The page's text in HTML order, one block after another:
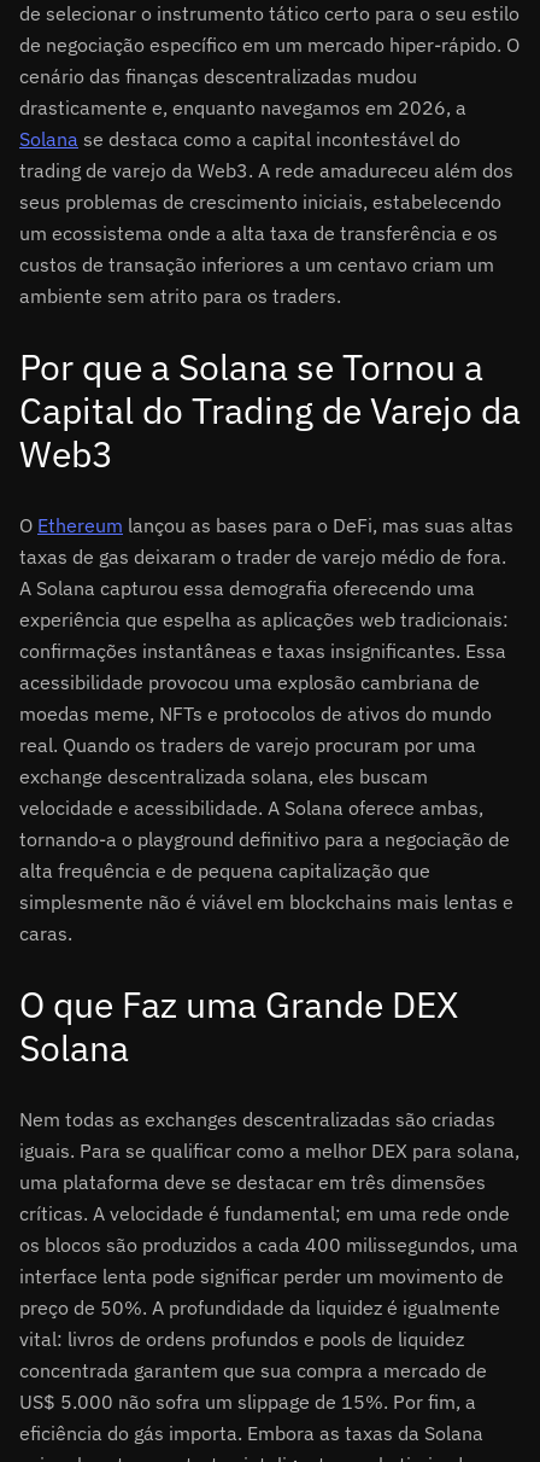
de selecionar o instrumento tático certo para o seu estilo
de negociação específico em um mercado hiper-rápido. O
cenário das finanças descentralizadas mudou
drasticamente e, enquanto navegamos em 2026, a
Solana se destaca como a capital incontestável do
trading de varejo da Web3. A rede amadureceu além dos
seus problemas de crescimento iniciais, estabelecendo
um ecossistema onde a alta taxa de transferência e os
custos de transação inferiores a um centavo criam um
ambiente sem atrito para os traders.
Por que a Solana se Tornou a
Capital do Trading de Varejo da
Web3
O Ethereum lançou as bases para o DeFi, mas suas altas
taxas de gas deixaram o trader de varejo médio de fora.
A Solana capturou essa demografia oferecendo uma
experiência que espelha as aplicações web tradicionais:
confirmações instantâneas e taxas insignificantes. Essa
acessibilidade provocou uma explosão cambriana de
moedas meme, NFTs e protocolos de ativos do mundo
real. Quando os traders de varejo procuram por uma
exchange descentralizada solana, eles buscam
velocidade e acessibilidade. A Solana oferece ambas,
tornando-a o playground definitivo para a negociação de
alta frequência e de pequena capitalização que
simplesmente não é viável em blockchains mais lentas e
caras.
O que Faz uma Grande DEX
Solana
Nem todas as exchanges descentralizadas são criadas
iguais. Para se qualificar como a melhor DEX para solana,
uma plataforma deve se destacar em três dimensões
críticas. A velocidade é fundamental; em uma rede onde
os blocos são produzidos a cada 400 milissegundos, uma
interface lenta pode significar perder um movimento de
preço de 50%. A profundidade da liquidez é igualmente
vital: livros de ordens profundos e pools de liquidez
concentrada garantem que sua compra a mercado de
US$ 5.000 não sofra um slippage de 15%. Por fim, a
eficiência do gás importa. Embora as taxas da Solana